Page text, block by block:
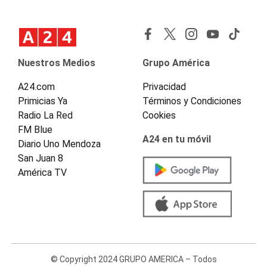
Nuestros Medios
A24.com
Primicias Ya
Radio La Red
FM Blue
Diario Uno Mendoza
San Juan 8
América TV
Grupo América
Privacidad
Términos y Condiciones
Cookies
A24 en tu móvil
© Copyright 2024 GRUPO AMERICA – Todos